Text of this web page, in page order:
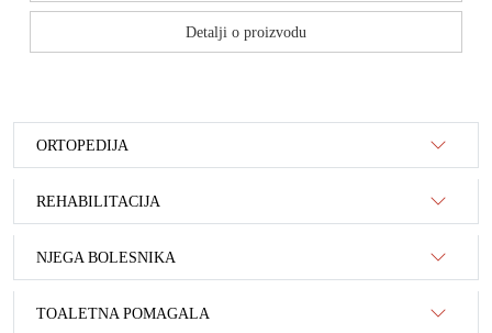
Detalji o proizvodu
ORTOPEDIJA
REHABILITACIJA
NJEGA BOLESNIKA
TOALETNA POMAGALA